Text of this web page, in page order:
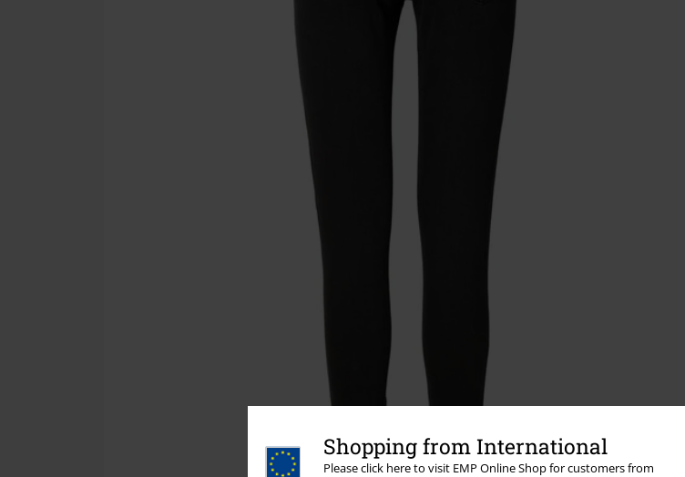
Shopping from International
Please click here to visit EMP Online Shop for customers from